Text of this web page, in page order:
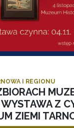
I REGIONU
Z
ZIEMI